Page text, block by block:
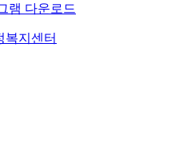
램 다운로드
복지센터